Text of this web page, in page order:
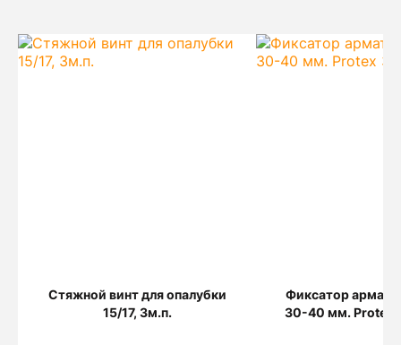
Стяжной винт для опалубки
15/17, 3м.п.
Фиксатор
30-40 мм. Protex